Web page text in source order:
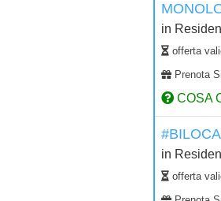
in
offerta
Prenota
COSA
in
offerta